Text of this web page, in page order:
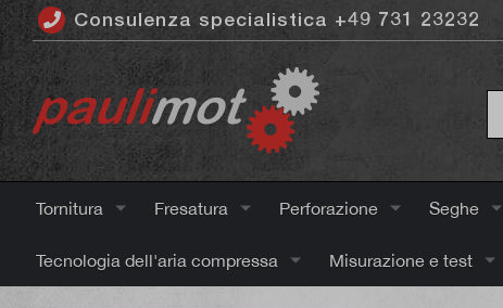
principale
Consulenza specialistica +49 731 23232
Tornitura Fresatura Perforazione Seghe
Tecnologia dell'aria compressa Misurazione e test